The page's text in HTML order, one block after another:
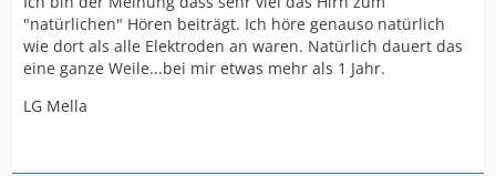
"natürlichen" Hören beiträgt. Ich höre genauso natürlich
wie dort als alle Elektroden an waren. Natürlich dauert das
eine ganze Weile...bei mir etwas mehr als 1 Jahr.
LG Mella